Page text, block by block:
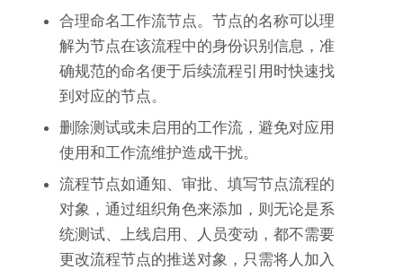
合理命名工作流节点。节点的名称可以理
解为节点在该流程中的身份识别信息，准
确规范的命名便于后续流程引用时快速找
到对应的节点。
删除测试或未启用的工作流，避免对应用
使用和工作流维护造成干扰。
流程节点如通知、审批、填写节点流程的
对象，通过组织角色来添加，则无论是系
统测试、上线启用、人员变动，都不需要
更改流程节点的推送对象，只需将人加入